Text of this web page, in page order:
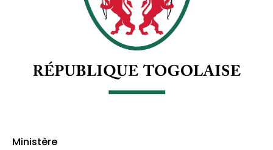
Ministère